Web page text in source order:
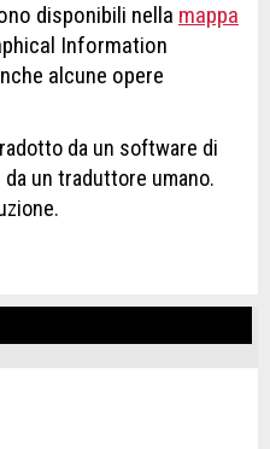
disponibili nella mappa
Information
alcune opere
da un software di
un traduttore umano.